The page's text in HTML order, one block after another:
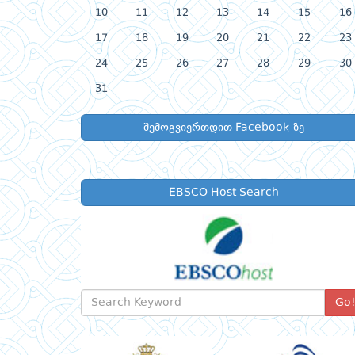
10 11 12 13 14 15 16
17 18 19 20 21 22 23
24 25 26 27 28 29 30
31
შემოგვიერთდით Facebook-ზე
EBSCO Host Search
Go!